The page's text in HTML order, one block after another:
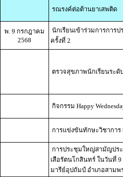
รณรงค์ต่อต้านยาเสพติด
พ. 9 กรกฎาคม
2568
นักเรียนเข้าร่วมการการ
ครั้งที่ 2
ตรวจสุขภาพนักเรียนระ
กิจกรรม Happy
การแข่งขันทักษะวิชากา
การประชุมใหญ่สามัญปร
เสือรัตนโกสินทร์ ในวันที่
มารีย์อุปถัมป์ อำเภอสาม